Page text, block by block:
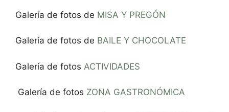
Galería de fotos de MISA Y PREGÓN
Galería de fotos de BAILE Y CHOCOLATE
Galería de fotos ACTIVIDADES
Galería de fotos ZONA GASTRONÓMICA